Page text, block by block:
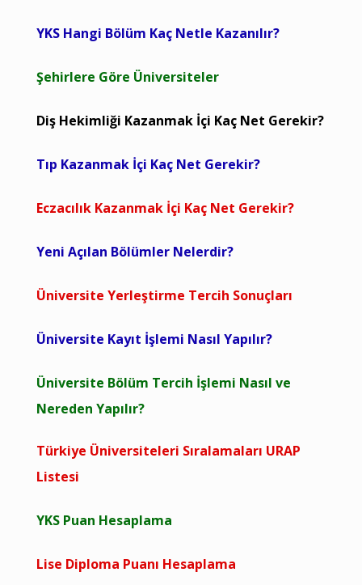
YKS Hangi Bölüm Kaç Netle Kazanılır?
Şehirlere Göre Üniversiteler
Diş Hekimliği Kazanmak İçi Kaç Net Gerekir?
Tıp Kazanmak İçi Kaç Net Gerekir?
Eczacılık Kazanmak İçi Kaç Net Gerekir?
Yeni Açılan Bölümler Nelerdir?
Üniversite Yerleştirme Tercih Sonuçları
Üniversite Kayıt İşlemi Nasıl Yapılır?
Üniversite Bölüm Tercih İşlemi Nasıl ve
Nereden Yapılır?
Türkiye Üniversiteleri Sıralamaları URAP
Listesi
YKS Puan Hesaplama
Lise Diploma Puanı Hesaplama